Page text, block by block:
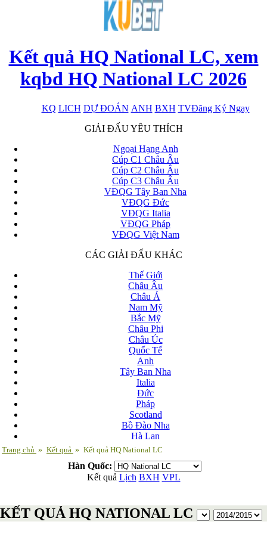
Kết quả HQ National LC, xem
kqbd HQ National LC 2026
KQ LICH DỰ ĐOÁN ANH BXH TVĐăng Ký Ngay
x
GIẢI ĐẤU YÊU THÍCH
Ngoại Hạng Anh
Cúp C1 Châu Âu
Cúp C2 Châu Âu
Cúp C3 Châu Âu
VĐQG Tây Ban Nha
VĐQG Đức
VĐQG Italia
VĐQG Pháp
VĐQG Việt Nam
CÁC GIẢI ĐẤU KHÁC
Thế Giới
Châu Âu
Châu Á
Nam Mỹ
Bắc Mỹ
Châu Phi
Châu Úc
Quốc Tế
Anh
Tây Ban Nha
Italia
Đức
Pháp
Scotland
Bồ Đào Nha
Hà Lan
Nga
Andorra
Armenia
Belarus
Bosnia-Herzgovina
Trang chủ » Kết quả » Kết quả HQ National LC
Hàn Quốc:
Kết quả Lịch BXH VPL
KẾT QUẢ HQ NATIONAL LC